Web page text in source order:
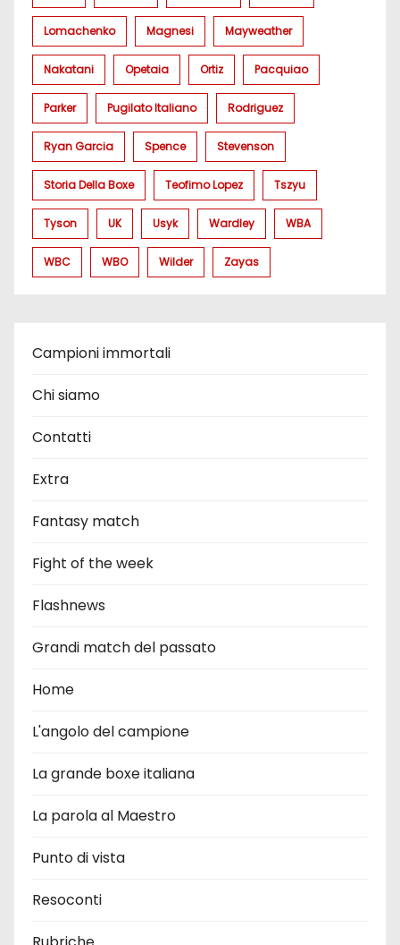
Lomachenko Magnesi Mayweather
Nakatani Opetaia Ortiz Pacquiao
Parker Pugilato Italiano Rodriguez
Ryan Garcia Spence Stevenson
Storia Della Boxe Teofimo Lopez Tszyu
Tyson UK Usyk Wardley WBA
WBC WBO Wilder Zayas
Campioni immortali
Chi siamo
Contatti
Extra
Fantasy match
Fight of the week
Flashnews
Grandi match del passato
Home
L'angolo del campione
La grande boxe italiana
La parola al Maestro
Punto di vista
Resoconti